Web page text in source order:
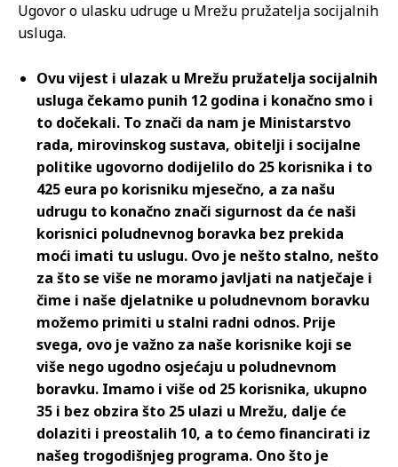
Ugovor o ulasku udruge u Mrežu pružatelja socijalnih
usluga.
Ovu vijest i ulazak u Mrežu pružatelja socijalnih
usluga čekamo punih 12 godina i konačno smo i
to dočekali. To znači da nam je Ministarstvo
rada, mirovinskog sustava, obitelji i socijalne
politike ugovorno dodijelilo do 25 korisnika i to
425 eura po korisniku mjesečno, a za našu
udrugu to konačno znači sigurnost da će naši
korisnici poludnevnog boravka bez prekida
moći imati tu uslugu. Ovo je nešto stalno, nešto
za što se više ne moramo javljati na natječaje i
čime i naše djelatnike u poludnevnom boravku
možemo primiti u stalni radni odnos. Prije
svega, ovo je važno za naše korisnike koji se
više nego ugodno osjećaju u poludnevnom
boravku. Imamo i više od 25 korisnika, ukupno
35 i bez obzira što 25 ulazi u Mrežu, dalje će
dolaziti i preostalih 10, a to ćemo financirati iz
našeg trogodišnjeg programa. Ono što je